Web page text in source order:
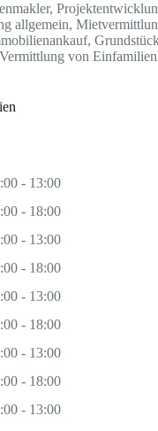
allgemein,
von
- 13:00
- 18:00
- 13:00
- 18:00
- 13:00
- 18:00
- 13:00
- 18:00
- 13:00